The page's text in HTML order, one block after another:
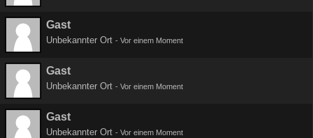
Gast
Unbekannter Ort - Vor einem Moment
Gast
Unbekannter Ort - Vor einem Moment
Gast
Unbekannter Ort - Vor einem Moment